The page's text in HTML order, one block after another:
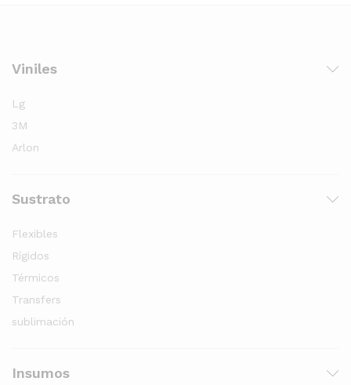
Viniles
Lg
3M
Arlon
Sustrato
Flexibles
Rígidos
Térmicos
Transfers
sublimación
Insumos